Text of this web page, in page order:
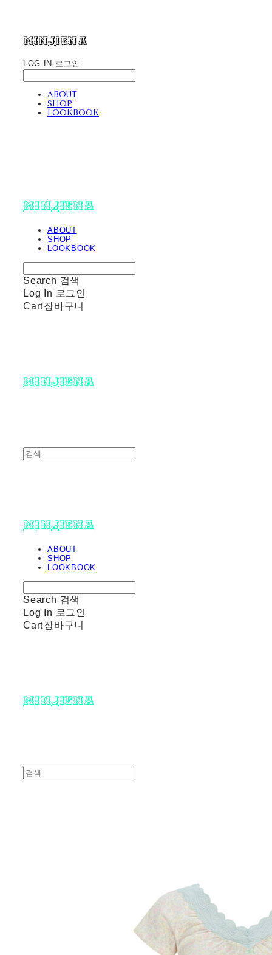
minjiena
LOG IN 로그인
ABOUT
SHOP
LOOKBOOK
minjiena
ABOUT
SHOP
LOOKBOOK
Search 검색
Log In 로그인
Cart장바구니
minjiena
minjiena
ABOUT
SHOP
LOOKBOOK
Search 검색
Log In 로그인
Cart장바구니
minjiena